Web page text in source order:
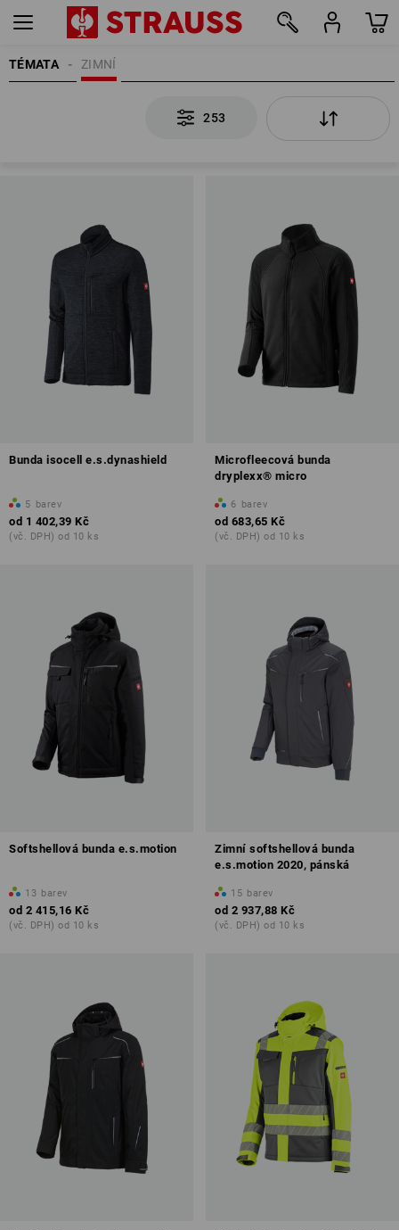
TÉMATA ZIMNÍ
253
Bunda isocell e.s.dynashield
5 barev
od 1 402,39 Kč
(vč. DPH) od 10 ks
Microfleecová bunda
dryplexx® micro
6 barev
od 683,65 Kč
(vč. DPH) od 10 ks
Softshellová bunda e.s.motion
13 barev
od 2 415,16 Kč
(vč. DPH) od 10 ks
Zimní softshellová bunda
e.s.motion 2020, pánská
15 barev
od 2 937,88 Kč
(vč. DPH) od 10 ks